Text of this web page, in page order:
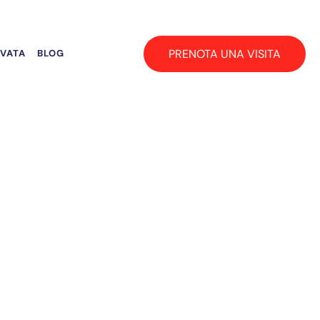
BLOG PRENOTA UNA VISITA